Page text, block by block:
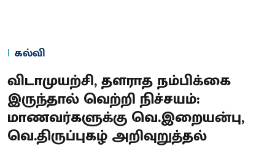
கல்வி
விடாமுயற்சி, தளராத நம்பிக்கை
இருந்தால் வெற்றி நிச்சயம்:
மாணவர்களுக்கு வெ.இறையன்பு,
வெ.திருப்புகழ் அறிவுறுத்தல்